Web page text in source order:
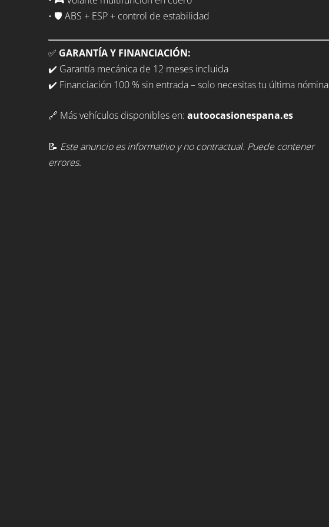
• 🛡️ ABS + ESP + control de estabilidad
✅ GARANTÍA Y FINANCIACIÓN:
✔️ Garantía mecánica de 12 meses incluida
✔️ Financiación 100 % sin entrada – solo necesitas tu última nómina
🔗 Más vehículos disponibles en: autoocasionespana.es
📝 Este anuncio es informativo y no contractual. Puede contener
errores.